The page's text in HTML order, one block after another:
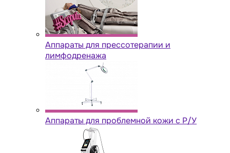
Аппараты для прессотерапии и
лимфодренажа
Аппараты для проблемной кожи с Р/У